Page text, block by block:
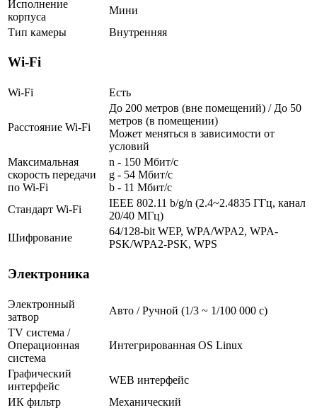
Исполнение
корпуса
Мини
Тип камеры
Внутренняя
Wi-Fi
Wi-Fi Есть
Расстояние Wi-Fi
До 200 метров (вне помещений) / До 50
метров (в помещении)
Может меняться в зависимости от
условий
Максимальная
скорость передачи
по Wi-Fi
n - 150 Мбит/с
g - 54 Мбит/с
b - 11 Мбит/с
Стандарт Wi-Fi
IEEE 802.11 b/g/n (2.4~2.4835 ГГц, канал
20/40 МГц)
Шифрование
64/128-bit WEP, WPA/WPA2, WPA-
PSK/WPA2-PSK, WPS
Электроника
Электронный
затвор
Авто / Ручной (1/3 ~ 1/100 000 с)
TV система /
Операционная
система
Интегрированная OS Linux
Графический
интерфейс
WEB интерфейс
ИК фильтр
Механический